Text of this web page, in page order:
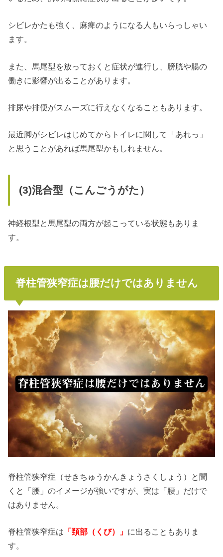
シビレかたも強く、麻痺のようになる人もいらっしゃい
ます。
また、馬尾型を放っておくと症状が進行し、膀胱や腸の
働きに影響が出ることがあります。
排尿や排便がスムーズに行えなくなることもあります。
最近脚がシビレはじめてからトイレに関して「あれっ」
と思うことがあれば馬尾型かもしれません。
(3)混合型（こんごうがた）
神経根型と馬尾型の両方が起こっている状態もありま
す。
脊柱管狭窄症は腰だけではありません
脊柱管狭窄症（せきちゅうかんきょうさくしょう）と聞
くと「腰」のイメージが強いですが、実は「腰」だけで
はありません。
脊柱管狭窄症は 「頚部（くび）」 に出ることもありま
す。